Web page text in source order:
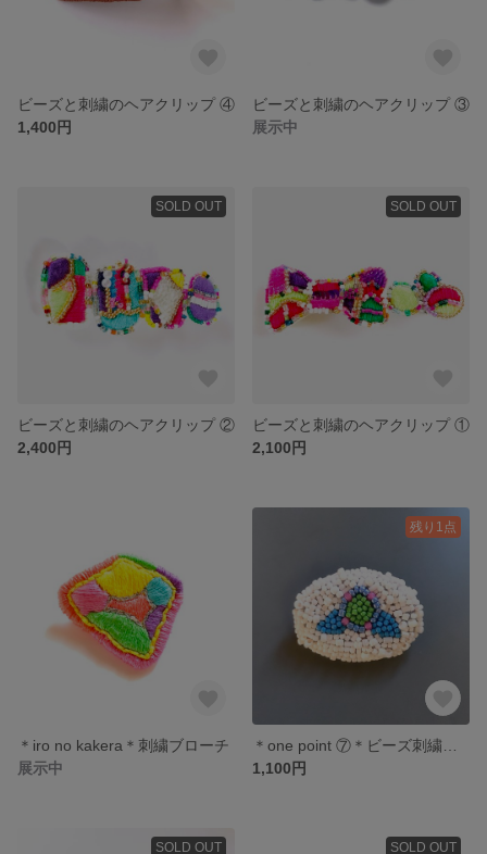
ビーズと刺繍のヘアクリップ ④
1,400円
ビーズと刺繍のヘアクリップ ③
展示中
SOLD OUT
ビーズと刺繍のヘアクリップ ②
2,400円
SOLD OUT
ビーズと刺繍のヘアクリップ ①
2,100円
＊iro no kakera＊刺繍ブローチ
展示中
残り1点
1,100円
SOLD OUT SOLD OUT